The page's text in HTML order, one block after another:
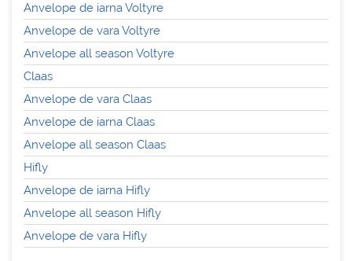
Anvelope de iarna Voltyre
Anvelope de vara Voltyre
Anvelope all season Voltyre
Claas
Anvelope de vara Claas
Anvelope de iarna Claas
Anvelope all season Claas
Hifly
Anvelope de iarna Hifly
Anvelope all season Hifly
Anvelope de vara Hifly